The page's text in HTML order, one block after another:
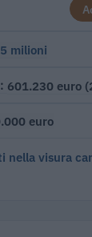
milioni
601.230 euro
euro
nella visura